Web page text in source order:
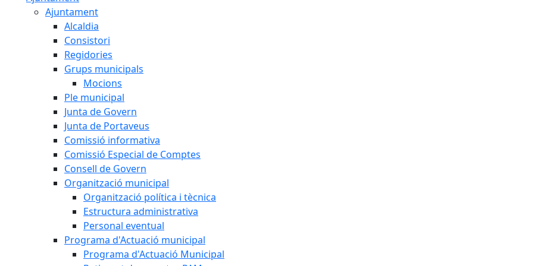
Ajuntament
Alcaldia
Consistori
Regidories
Grups municipals
Mocions
Ple municipal
Junta de Govern
Junta de Portaveus
Comissió informativa
Comissió Especial de Comptes
Consell de Govern
Organització municipal
Organització política i tècnica
Estructura administrativa
Personal eventual
Programa d'Actuació municipal
Programa d'Actuació Municipal